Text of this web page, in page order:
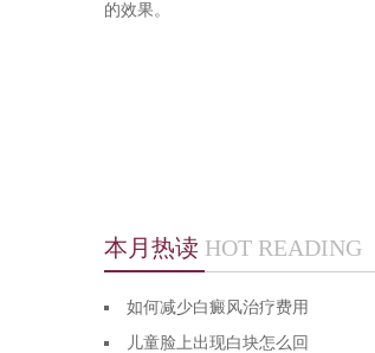
的效果。
本月热读 HOT READING
如何减少白癜风治疗费用
儿童脸上出现白块怎么回